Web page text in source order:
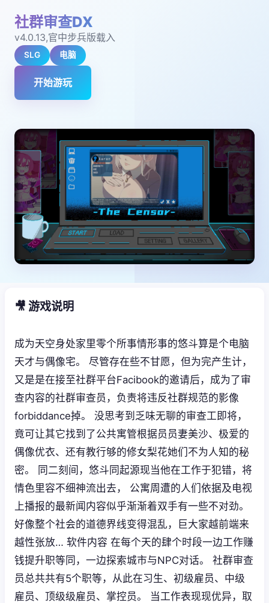
社群审查DX
v4.0.13,官中步兵版载入
SLG 电脑
开始游玩
🎥 游戏说明
成为天空身处家里零个所事情形事的悠斗算是个电脑
天才与偶像宅。 尽管存在些不甘愿，但为完产生计，
又是是在接至社群平台Facibook的邀请后，成为了审
查内容的社群审查员，负责将违反社群规范的影像
forbiddance掉。 没思考到乏味无聊的审查工即将，
竟可让其它找到了公共寓管根据员员妻美沙、极爱的
偶像优衣、还有教行够的修女梨花她们不为人知的秘
密。 同二刻间，悠斗同起源现当他在工作于犯错，将
情色里容不细神流出去， 公寓周遭的人们依据及电视
上播报的最新闻内容似乎渐渐着双手有一些不对劲。
好像整个社会的道德界线变得混乱，巨大家越前端来
越性张放… 软件内容 在每个天的肆个时段一边工作赚
钱提升职等同，一边探索城市与NPC对话。 社群审查
员总共共有5个职等，从此在习生、初级雇员、中级
雇员、顶级级雇员、掌控员。 当工作表现现优异，取